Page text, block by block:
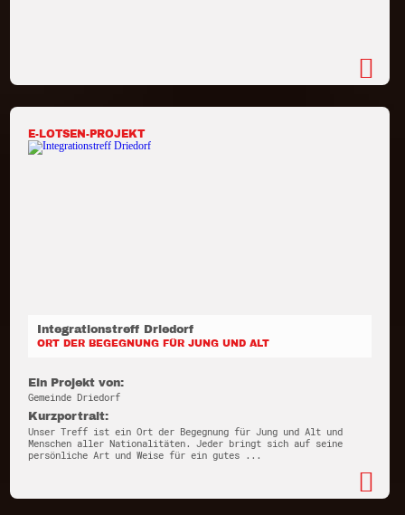
E-LOTSEN-PROJEKT
Integrationstreff Driedorf
ORT DER BEGEGNUNG FÜR JUNG UND ALT
Ein Projekt von:
Gemeinde Driedorf
Kurzportrait:
Unser Treff ist ein Ort der Begegnung für Jung und Alt und
Menschen aller Nationalitäten. Jeder bringt sich auf seine
persönliche Art und Weise für ein gutes ...